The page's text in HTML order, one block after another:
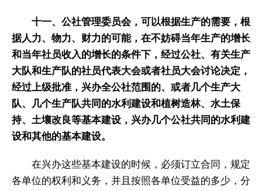
十一、公社管理委员会，可以根据生产的需要，根
据人力、物力、财力的可能，在不妨碍当年生产的增长
和当年社员收入的增长的条件下，经过公社、有关生产
大队和生产队的社员代表大会或者社员大会讨论决定，
经过上级批准，兴办全公社范围的、或者几个生产大
队、几个生产队共同的水利建设和植树造林、水土保
持、土壤改良等基本建设，兴办几个公社共同的水利建
设和其他的基本建设。
在兴办这些基本建设的时候，必须订立合同，规定
各单位的权利和义务，并且按照各单位受益的多少，分